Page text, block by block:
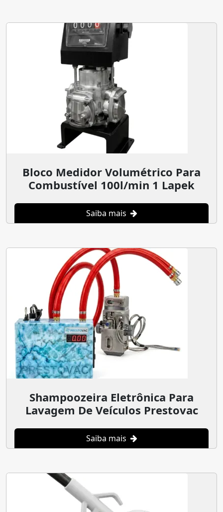
Bloco Medidor Volumétrico Para
Combustível 100l/min 1 Lapek
Saiba mais
Shampoozeira Eletrônica Para
Lavagem De Veículos Prestovac
Saiba mais